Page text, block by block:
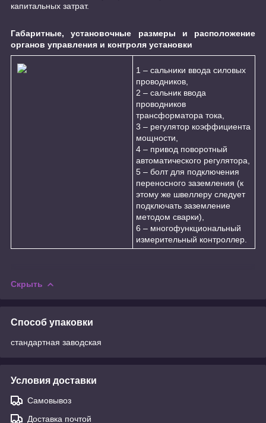
капитальных затрат.
Габаритные, установочные размеры и расположение
органов управления и контроля установки
1 – сальники ввода силовых
проводников,
2 – сальник ввода
проводников
трансформатора тока,
3 – регулятор коэффициента
мощности,
4 – привод поворотный
автоматического регулятора,
5 – болт для подключения
переносного заземления (к
этому же швеллеру следует
подключать заземление
методом сварки),
6 – многофункциональный
измерительный контроллер.
Скрыть
Способ упаковки
стандартная заводская
Условия доставки
Самовывоз
Доставка почтой